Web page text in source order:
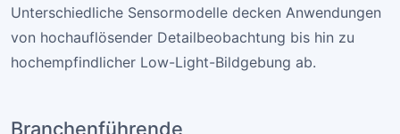
Unterschiedliche Sensormodelle decken Anwendungen
von hochauflösender Detailbeobachtung bis hin zu
hochempfindlicher Low-Light-Bildgebung ab.
Branchenführende